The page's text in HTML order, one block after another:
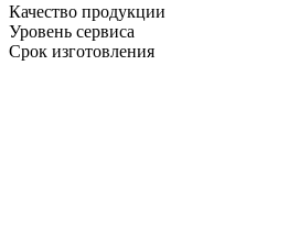
Качество продукции
Уровень сервиса
Срок изготовления